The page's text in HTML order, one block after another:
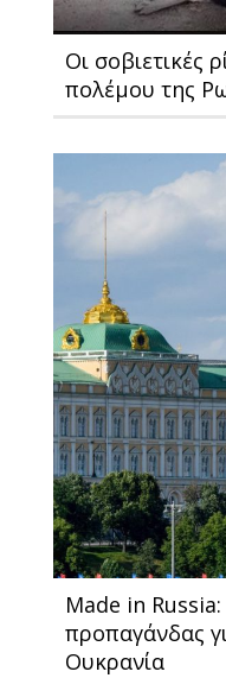
Οι σοβιετικές
πολέμου της
Made in
προπαγάνδας
Ουκρανία